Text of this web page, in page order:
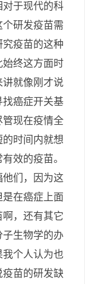
于现代的科
研发疫苗需
疫苗的这种
终这方面时
就像刚才说
癌症开关基
管现在疫情全
时间内就想
效的疫苗。
们，因为这
在癌症上面
，还有其它
子生物学的办
个人认为也
苗的研发缺